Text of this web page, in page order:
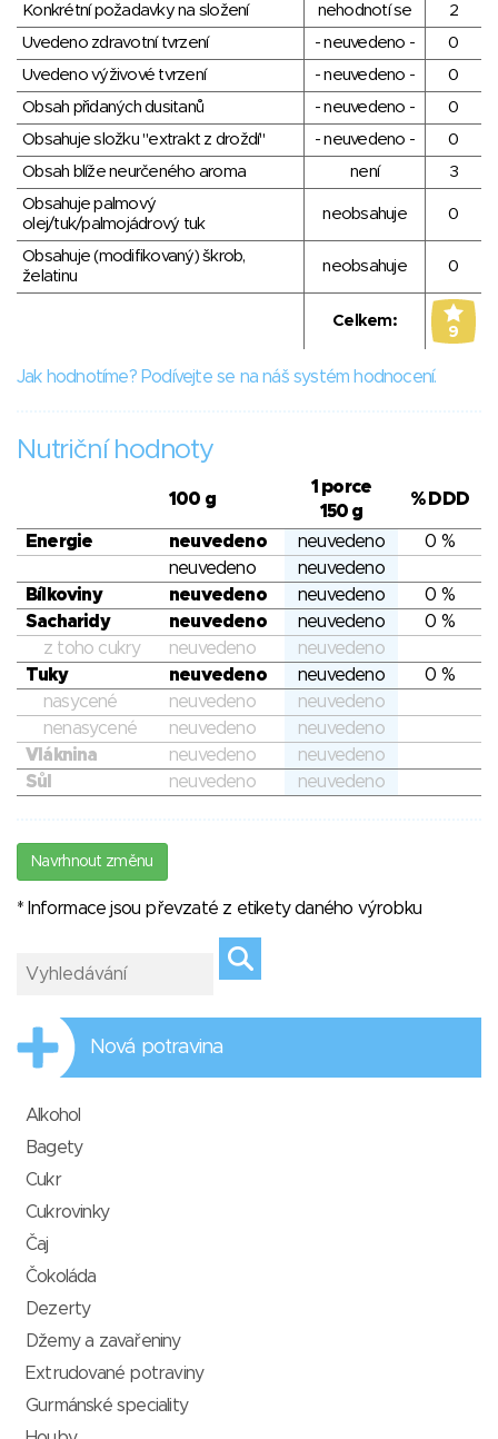
Konkrétní požadavky na složení nehodnotí se
2
Uvedeno zdravotní tvrzení
- neuvedeno -
0
Uvedeno výživové tvrzení
- neuvedeno -
0
Obsah přidaných dusitanů
- neuvedeno -
0
Obsahuje složku "extrakt z droždí"
- neuvedeno -
0
Obsah blíže neurčeného aroma
není
3
Obsahuje palmový
olej/tuk/palmojádrový tuk
neobsahuje 0
Obsahuje (modifikovaný) škrob,
želatinu
neobsahuje 0
Celkem:
9
Jak hodnotíme? Podívejte se na náš systém hodnocení.
Nutriční hodnoty
100 g
1 porce
150 g
% DDD
Energie neuvedeno neuvedeno
0 %
neuvedeno
neuvedeno
Bílkoviny
neuvedeno neuvedeno
0 %
Sacharidy
neuvedeno neuvedeno
0 %
z toho cukry
neuvedeno
neuvedeno
Tuky
neuvedeno neuvedeno
0 %
nasycené
neuvedeno
neuvedeno
nenasycené
neuvedeno
neuvedeno
Vláknina
neuvedeno
neuvedeno
Sůl
neuvedeno neuvedeno
Navrhnout změnu
* Informace jsou převzaté z etikety daného výrobku
Nová potravina
Alkohol
Bagety
Cukr
Cukrovinky
Čaj
Čokoláda
Dezerty
Džemy a zavařeniny
Extrudované potraviny
Gurmánské speciality